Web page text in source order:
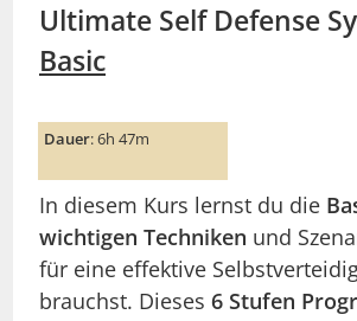
Ultimate Self Defense
Basic
Dauer: 6h 47m
In diesem Kurs lernst du die
wichtigen Techniken und
für eine effektive
brauchst. Dieses 6 Stufen